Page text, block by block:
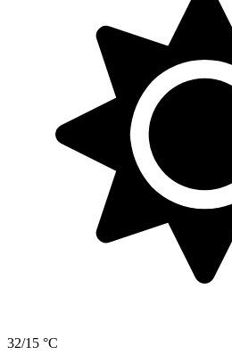
32/15 °C